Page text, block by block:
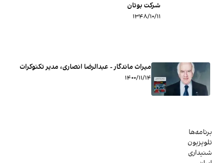
شرکت بوتان
۱۳۴۸/۱۰/۱۱
میراث ماندگار - عبدالرضا انصاری، مدیر تکنوکرات
۱۴۰۰/۱۱/۱۴
برنامه‌ها
تلویزیون
شنیداری